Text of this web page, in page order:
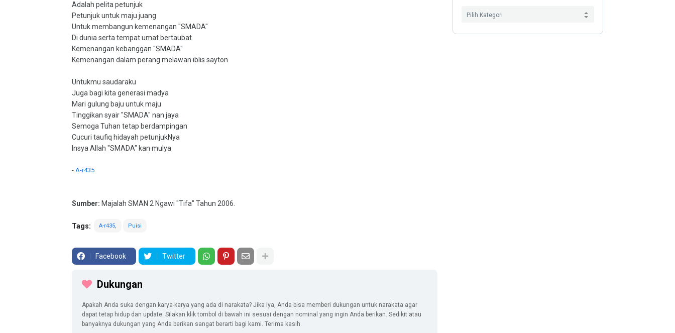
Adalah pelita petunjuk
Petunjuk untuk maju juang
Untuk membangun kemenangan "SMADA"
Di dunia serta tempat umat bertaubat
Kemenangan kebanggan "SMADA"
Kemenangan dalam perang melawan iblis sayton
Untukmu saudaraku
Juga bagi kita generasi madya
Mari gulung baju untuk maju
Tinggikan syair "SMADA" nan jaya
Semoga Tuhan tetap berdampingan
Cucuri taufiq hidayah petunjukNya
Insya Allah "SMADA" kan mulya
- A-r435
Sumber: Majalah SMAN 2 Ngawi "Tifa" Tahun 2006.
Tags: A-r435 Puisi
Facebook Twitter
Dukungan
Apakah Anda suka dengan karya-karya yang ada di narakata? Jika iya, Anda bisa memberi dukungan untuk narakata agar
dapat tetap hidup dan update. Silakan klik tombol di bawah ini sesuai dengan nominal yang ingin Anda berikan. Sedikit atau
banyaknya dukungan yang Anda berikan sangat berarti bagi kami. Terima kasih.